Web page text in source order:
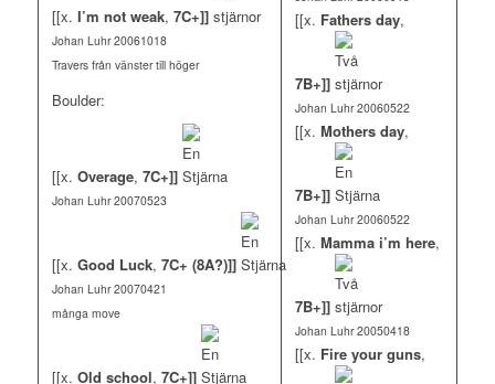
[[x. I’m not weak, 7C+]]
Johan Luhr 20061018
Travers från vänster till höger
Boulder:
[[x. Overage, 7C+]]
Johan Luhr 20070523
[[x. Good Luck, 7C+ (8A?)]]
Johan Luhr 20070421
många move
[[x. Old school, 7C+]]
[[x. Fathers day,
7B+]]
Johan Luhr 20060522
[[x. Mothers day,
7B+]]
Johan Luhr 20060522
[[x. Mamma i’m here,
7B+]]
Johan Luhr 20050418
[[x. Fire your guns,